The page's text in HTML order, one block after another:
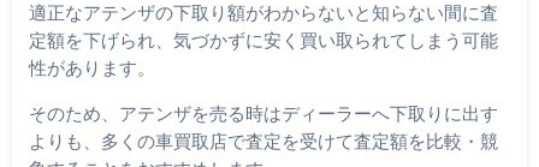
適正なアテンザの下取り額がわからないと知らない間に査
定額を下げられ、気づかずに安く買い取られてしまう可能
性があります。
そのため、アテンザを売る時はディーラーへ下取りに出す
よりも、多くの車買取店で査定を受けて査定額を比較・競